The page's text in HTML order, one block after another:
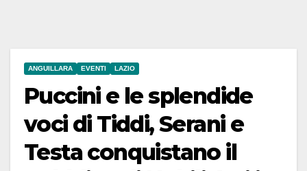
ANGUILLARA EVENTI LAZIO
Puccini e le splendide
voci di Tiddi, Serani e
Testa conquistano il